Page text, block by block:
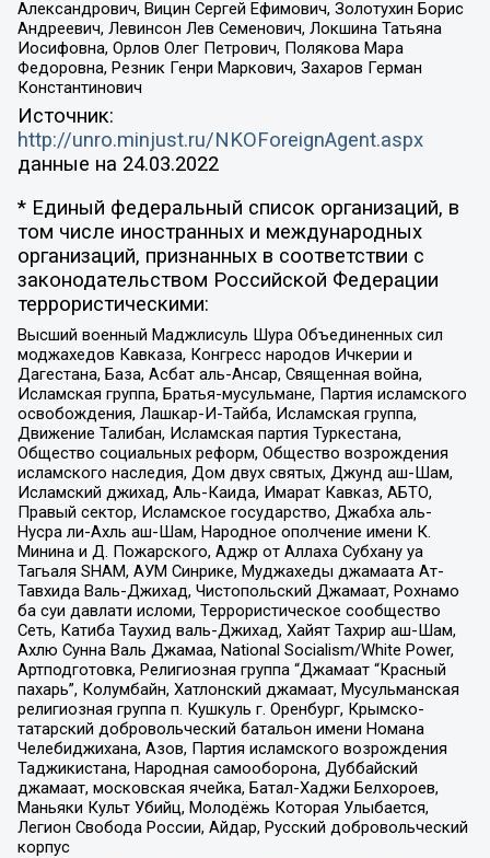
Александрович, Вицин Сергей Ефимович, Золотухин Борис
Андреевич, Левинсон Лев Семенович, Локшина Татьяна
Иосифовна, Орлов Олег Петрович, Полякова Мара
Федоровна, Резник Генри Маркович, Захаров Герман
Константинович
Источник:
http://unro.minjust.ru/NKOForeignAgent.aspx
данные на 24.03.2022
* Единый федеральный список организаций, в
том числе иностранных и международных
организаций, признанных в соответствии с
законодательством Российской Федерации
террористическими:
Высший военный Маджлисуль Шура Объединенных сил
моджахедов Кавказа, Конгресс народов Ичкерии и
Дагестана, База, Асбат аль-Ансар, Священная война,
Исламская группа, Братья-мусульмане, Партия исламского
освобождения, Лашкар-И-Тайба, Исламская группа,
Движение Талибан, Исламская партия Туркестана,
Общество социальных реформ, Общество возрождения
исламского наследия, Дом двух святых, Джунд аш-Шам,
Исламский джихад, Аль-Каида, Имарат Кавказ, АБТО,
Правый сектор, Исламское государство, Джабха аль-
Нусра ли-Ахль аш-Шам, Народное ополчение имени К.
Минина и Д. Пожарского, Аджр от Аллаха Субхану уа
Тагьаля SHAM, АУМ Синрике, Муджахеды джамаата Ат-
Тавхида Валь-Джихад, Чистопольский Джамаат, Рохнамо
ба суи давлати исломи, Террористическое сообщество
Сеть, Катиба Таухид валь-Джихад, Хайят Тахрир аш-Шам,
Ахлю Сунна Валь Джамаа, National Socialism/White Power,
Артподготовка, Религиозная группа “Джамаат “Красный
пахарь”, Колумбайн, Хатлонский джамаат, Мусульманская
религиозная группа п. Кушкуль г. Оренбург, Крымско-
татарский добровольческий батальон имени Номана
Челебиджихана, Азов, Партия исламского возрождения
Таджикистана, Народная самооборона, Дуббайский
джамаат, московская ячейка, Батал-Хаджи Белхороев,
Маньяки Культ Убийц, Молодёжь Которая Улыбается,
Легион Свобода России, Айдар, Русский добровольческий
корпус